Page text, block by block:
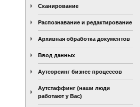
Сканирование
Распознавание и редактирование
Архивная обработка документов
Ввод данных
Аутсорсинг бизнес процессов
Аутстаффинг (наши люди
работают у Вас)